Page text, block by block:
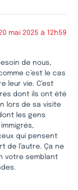
mai 2025 à 12h59
de nous,
c’est le cas
leur vie. C’est
dont ils ont été
lors de sa visite
les gens
qui pensent
de l’autre. Ça ne
votre semblant